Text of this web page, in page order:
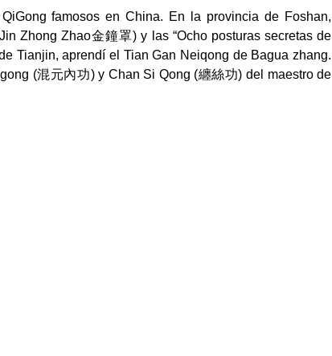
famosos en China. En la provincia de Foshan,
Zhong Zhao金鐘罩) y las “Ocho posturas secretas de
Tianjin, aprendí el Tian Gan Neiqong de Bagua zhang.
(混元內功) y Chan Si Qong (纏絲功) del maestro de